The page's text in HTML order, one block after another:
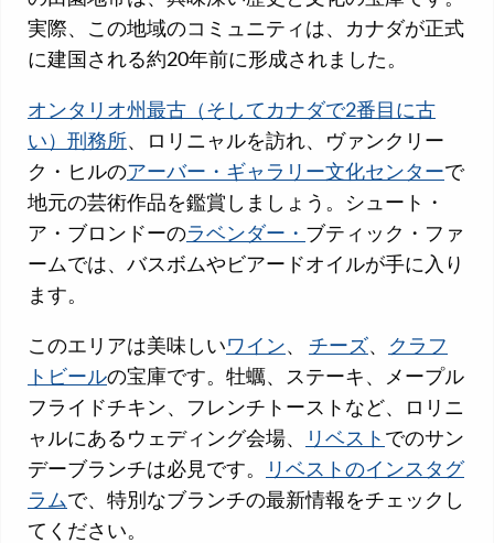
実際、この地域のコミュニティは、カナダが正式
に建国される約20年前に形成されました。
オンタリオ州最古（そしてカナダで2番目に古
い）刑務所、ロリニャルを訪れ、ヴァンクリー
ク・ヒルのアーバー・ギャラリー文化センターで
地元の芸術作品を鑑賞しましょう。シュート・
ア・ブロンドーのラベンダー・ ブティック・ファ
ームでは、バスボムやビアードオイルが手に入り
ます。
このエリアは美味しいワイン、 チーズ、 クラフ
トビールの宝庫です。牡蠣、ステーキ、メープル
フライドチキン、フレンチトーストなど、ロリニ
ャルにあるウェディング会場、
リベスト でのサン
デーブランチは必見です。
リベストのインスタグ
ラムで、特別なブランチの最新情報をチェックし
てください。